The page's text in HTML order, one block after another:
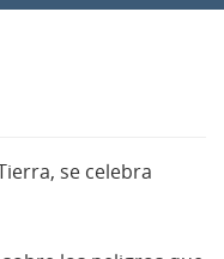
se celebra